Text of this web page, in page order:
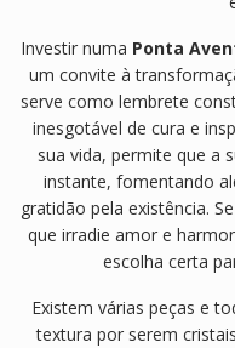
Investir numa Ponta
um convite à
serve como lembrete
inesgotável de cura e
sua vida, permite que a
instante, fomentando
gratidão pela existência.
que irradie amor e
escolha certa
Existem várias peças e
textura por serem